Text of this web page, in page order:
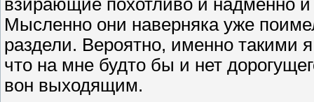
взирающие похотливо и надменно
Мысленно они наверняка уже
раздели. Вероятно, именно такими
что на мне будто бы и нет
вон выходящим.